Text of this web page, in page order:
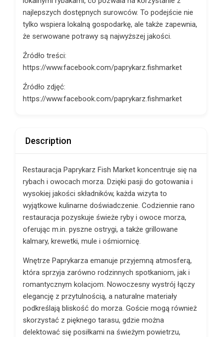
najlepszych dostępnych surowców. To podejście nie
tylko wspiera lokalną gospodarkę, ale także zapewnia,
że serwowane potrawy są najwyższej jakości.
Źródło treści:
https://www.facebook.com/paprykarz.fishmarket
Źródło zdjęć:
https://www.facebook.com/paprykarz.fishmarket
Description
Restauracja Paprykarz Fish Market koncentruje się na
rybach i owocach morza. Dzięki pasji do gotowania i
wysokiej jakości składników, każda wizyta to
wyjątkowe kulinarne doświadczenie. Codziennie rano
restauracja pozyskuje świeże ryby i owoce morza,
oferując m.in. pyszne ostrygi, a także grillowane
kalmary, krewetki, mule i ośmiornicę.
Wnętrze Paprykarza emanuje przyjemną atmosferą,
która sprzyja zarówno rodzinnych spotkaniom, jak i
romantycznym kolacjom. Nowoczesny wystrój łączy
elegancję z przytulnością, a naturalne materiały
podkreślają bliskość do morza. Goście mogą również
skorzystać z pięknego tarasu, gdzie można
delektować się posiłkami na świeżym powietrzu,